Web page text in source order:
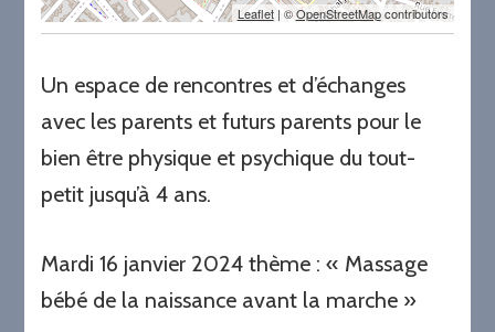
Leaflet| ©OpenStreetMapcontributors
Un espace de rencontres et d’échanges
avec les parents et futurs parents pour le
bien être physique et psychique du tout-
petit jusqu’à 4 ans.
Mardi 16 janvier 2024 thème : « Massage
bébé de la naissance avant la marche »